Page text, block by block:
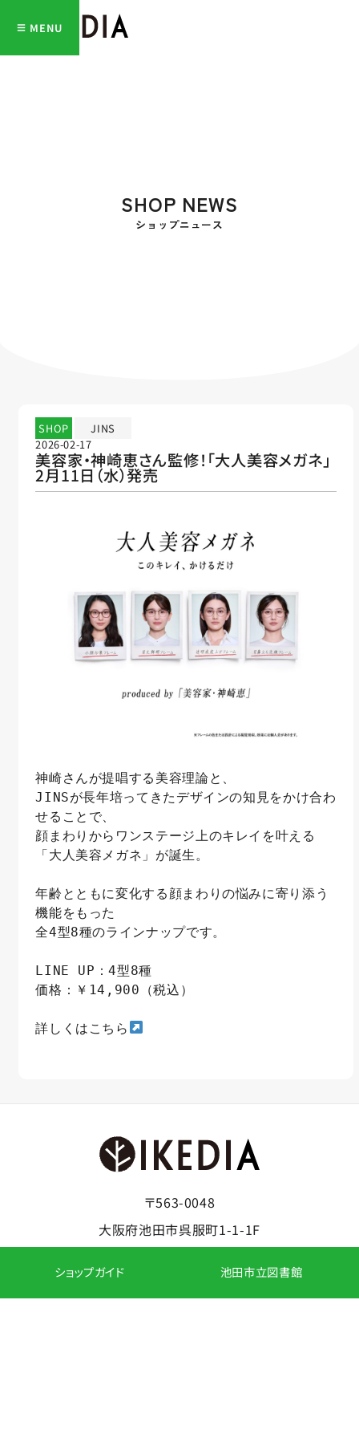
MENU
SHOP NEWS
ショップニュース
SHOP
JINS
2026-02-17
美容家・神崎恵さん監修！「大人美容メガネ」
2月11日（水）発売
神崎さんが提唱する美容理論と、
JINSが長年培ってきたデザインの知見をかけ合わ
せることで、
顔まわりからワンステージ上のキレイを叶える
「大人美容メガネ」が誕生。
年齢とともに変化する顔まわりの悩みに寄り添う
機能をもった
全4型8種のラインナップです。
LINE UP：4型8種
価格：￥14,900（税込）
詳しくはこちら
〒563-0048
大阪府池田市呉服町1-1-1F
ショップガイド
池田市立図書館